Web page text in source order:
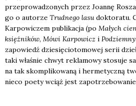
prze­pro­wa­dzo­nych przez Joan­nę
go o auto­rze Trud­ne­go lasudok­to­ra­tu.
Kar­po­wi­czem publi­ka­cja (po Małych
księż­ni­ków, Mówi Kar­po­wicz i
zapo­wiedź dzie­się­cio­to­mo­wej serii
taki wła­śnie chwyt rekla­mo­wy sto­su­je
na tak skom­pli­ko­wa­ną i her­me­tycz­ną
nie­co poety wciąż jest